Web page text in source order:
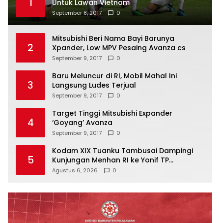
Untuk Lawan Vietnam
September 8, 2017 0
2
Mitsubishi Beri Nama Bayi Barunya
Xpander, Low MPV Pesaing Avanza cs
September 9, 2017 0
3
Baru Meluncur di RI, Mobil Mahal Ini
Langsung Ludes Terjual
September 9, 2017 0
4
Target Tinggi Mitsubishi Expander
‘Goyang’ Avanza
September 9, 2017 0
5
Kodam XIX Tuanku Tambusai Dampingi
Kunjungan Menhan RI ke Yonif TP
952/Imam Bulqin, Perkuat Pembangunan
Agustus 6, 2026 0